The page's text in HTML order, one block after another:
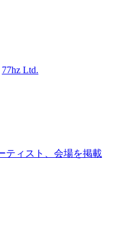
77hz Ltd.
ティスト、会場を掲載